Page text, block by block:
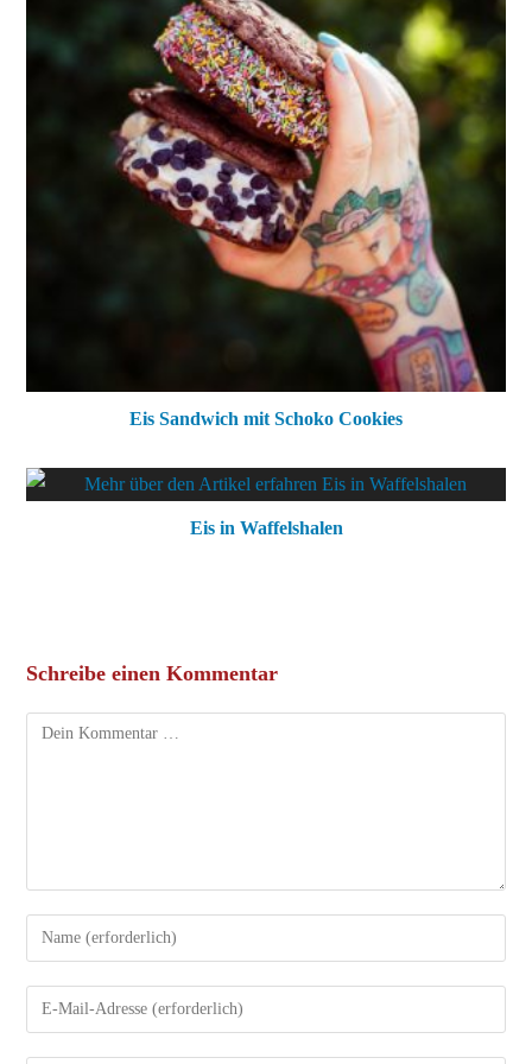
Eis Sandwich mit Schoko Cookies
Eis in Waffelshalen
Schreibe einen Kommentar
Kommentar
Gib
deinen
Namen
oder
Gib
deine
E-